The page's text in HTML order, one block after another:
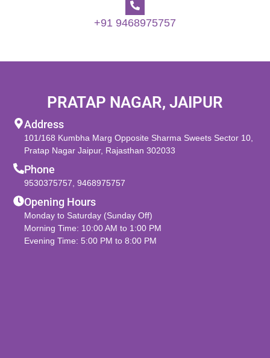
+91 9468975757
PRATAP NAGAR, JAIPUR
Address
101/168 Kumbha Marg Opposite Sharma Sweets Sector 10,
Pratap Nagar Jaipur, Rajasthan 302033
Phone
9530375757 ,9468975757
Opening Hours
Monday to Saturday (Sunday Off)
Morning Time: 10:00 AM to 1:00 PM
Evening Time: 5:00 PM to 8:00 PM